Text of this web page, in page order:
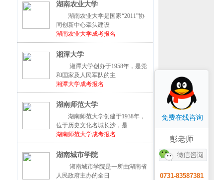
湖南农业大学
湖南农业大学是国家“2011”协
同创新中心牵头建设
湖南农业大学成考报名
湘潭大学
湘潭大学创办于1958年，是党
和国家及人民军队的主
湘潭大学成考报名
湖南师范大学
湖南师范大学创建于1938年，
位于历史文化名城长沙，是
湖南师范大学成考报名
湖南城市学院
湖南城市学院是一所由湖南省
人民政府主办的全日
免费在线咨询
彭老师
0731-83587381